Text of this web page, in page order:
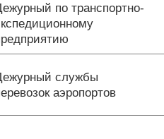
по транспортно-
службы
аэропортов